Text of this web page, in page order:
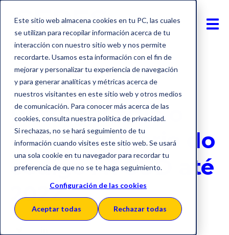
Este sitio web almacena cookies en tu PC, las cuales
se utilizan para recopilar información acerca de tu
interacción con nuestro sitio web y nos permite
recordarte. Usamos esta información con el fin de
mejorar y personalizar tu experiencia de navegación
y para generar analíticas y métricas acerca de
nuestros visitantes en este sitio web y otros medios
de comunicación. Para conocer más acerca de las
cookies, consulta nuestra política de privacidad.
Si rechazas, no se hará seguimiento de tu
información cuando visites este sitio web. Se usará
una sola cookie en tu navegador para recordar tu
preferencia de que no se te haga seguimiento.
Configuración de las cookies
Aceptar todas Rechazar todas
Factura electrónica Portugal
Portugal adia o
uso obrigatório do
código ATCUD até
2022